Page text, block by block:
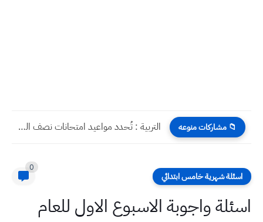
📁 مشاركات منوعه التربية : تُحدد مواعيد امتحانات نصف السنة للعام الدراسي الحالي...
اسئلة شهرية خامس ابتدائي
0
اسئلة واجوبة الاسبوع الاول للعام